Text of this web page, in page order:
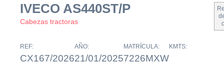
IVECO AS440ST/P
Cabezas tractoras
REF:
CX167/2026
AÑO:
21/01/2025
MATRÍCULA:
7226MXW
KMTS: